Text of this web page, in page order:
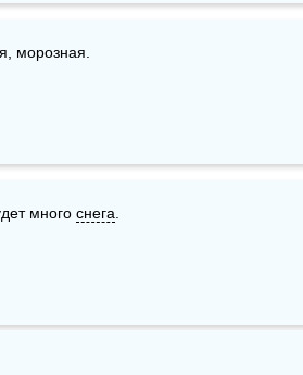
морозная.
много снега